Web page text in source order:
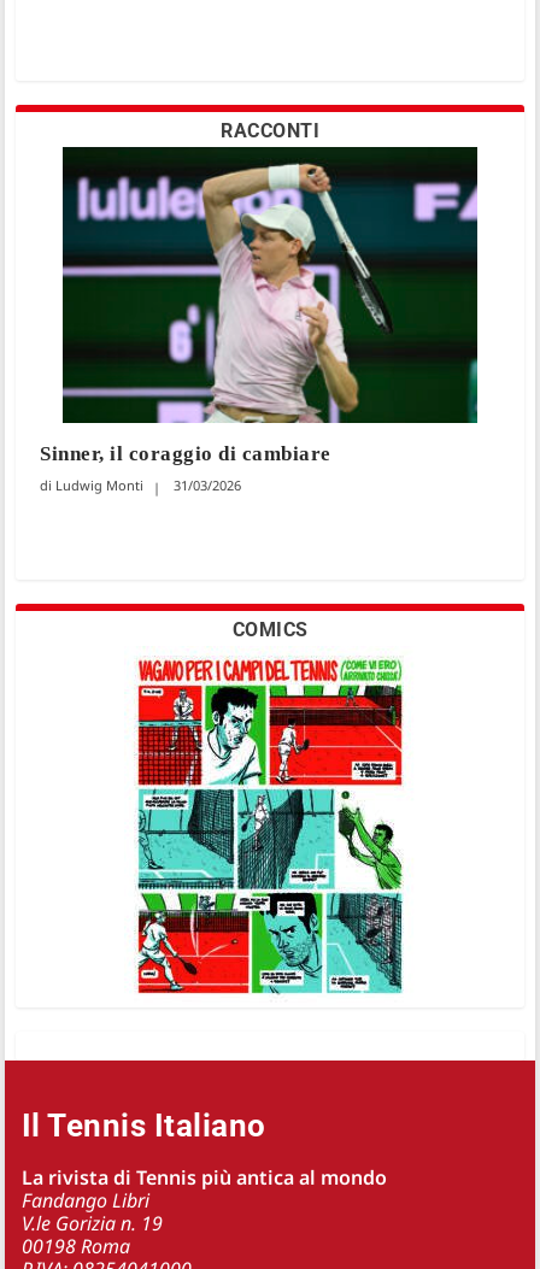
RACCONTI
Sinner, il coraggio di cambiare
Ludwig Monti 31/03/2026
COMICS
Il Tennis Italiano
La rivista di Tennis più antica al mondo
Fandango Libri
V.le Gorizia n. 19
00198 Roma